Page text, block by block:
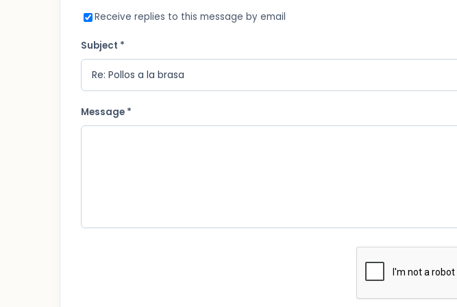
Receive replies to this message by email
Subject *
Message *